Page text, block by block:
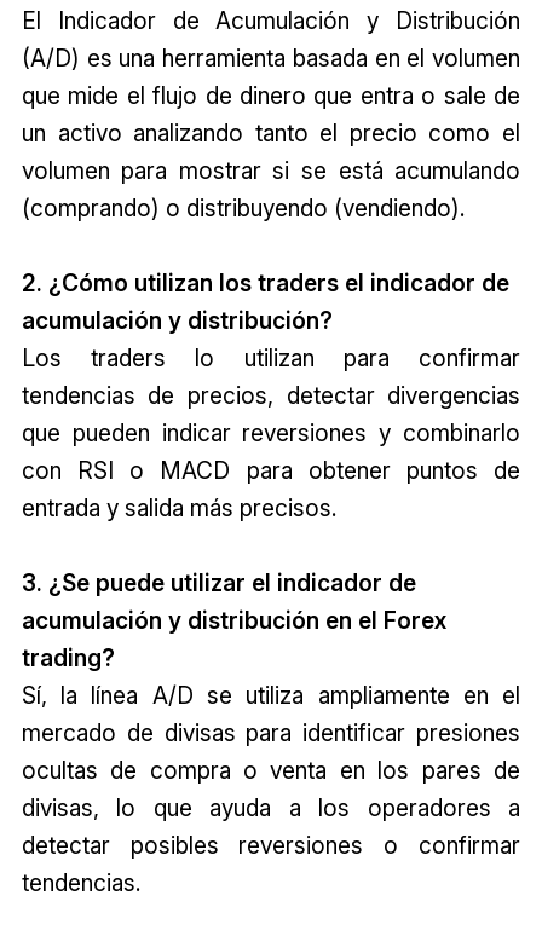
El Indicador de Acumulación y Distribución
(A/D) es una herramienta basada en el volumen
que mide el flujo de dinero que entra o sale de
un activo analizando tanto el precio como el
volumen para mostrar si se está acumulando
(comprando) o distribuyendo (vendiendo).
2. ¿Cómo utilizan los traders el indicador de
acumulación y distribución?
Los traders lo utilizan para confirmar
tendencias de precios, detectar divergencias
que pueden indicar reversiones y combinarlo
con RSI o MACD para obtener puntos de
entrada y salida más precisos.
3. ¿Se puede utilizar el indicador de
acumulación y distribución en el Forex
trading?
Sí, la línea A/D se utiliza ampliamente en el
mercado de divisas para identificar presiones
ocultas de compra o venta en los pares de
divisas, lo que ayuda a los operadores a
detectar posibles reversiones o confirmar
tendencias.